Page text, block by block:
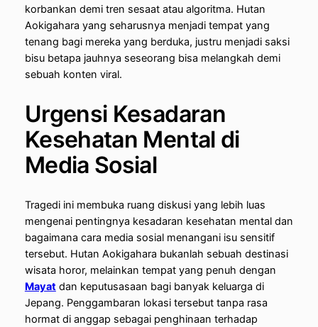
korbankan demi tren sesaat atau algoritma. Hutan
Aokigahara yang seharusnya menjadi tempat yang
tenang bagi mereka yang berduka, justru menjadi saksi
bisu betapa jauhnya seseorang bisa melangkah demi
sebuah konten viral.
Urgensi Kesadaran
Kesehatan Mental di
Media Sosial
Tragedi ini membuka ruang diskusi yang lebih luas
mengenai pentingnya kesadaran kesehatan mental dan
bagaimana cara media sosial menangani isu sensitif
tersebut. Hutan Aokigahara bukanlah sebuah destinasi
wisata horor, melainkan tempat yang penuh dengan
Mayatdan keputusasaan bagi banyak keluarga di
Jepang. Penggambaran lokasi tersebut tanpa rasa
hormat di anggap sebagai penghinaan terhadap